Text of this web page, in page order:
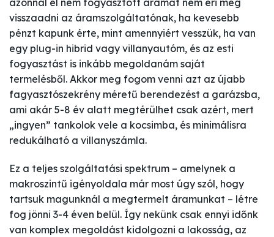
azonnal el nem fogyasztott áramát nem éri meg
visszaadni az áramszolgáltatónak, ha kevesebb
pénzt kapunk érte, mint amennyiért vesszük, ha van
egy plug-in hibrid vagy villanyautóm, és az esti
fogyasztást is inkább megoldanám saját
termelésből. Akkor meg fogom venni azt az újabb
fagyasztószekrény méretű berendezést a garázsba,
ami akár 5-8 év alatt megtérülhet csak azért, mert
„ingyen” tankolok vele a kocsimba, és minimálisra
redukálható a villanyszámla.
Ez a teljes szolgáltatási spektrum – amelynek a
makroszintű igényoldala már most úgy szól, hogy
tartsuk magunknál a megtermelt áramunkat – létre
fog jönni 3-4 éven belül. Így nekünk csak ennyi időnk
van komplex megoldást kidolgozni a lakosság, az